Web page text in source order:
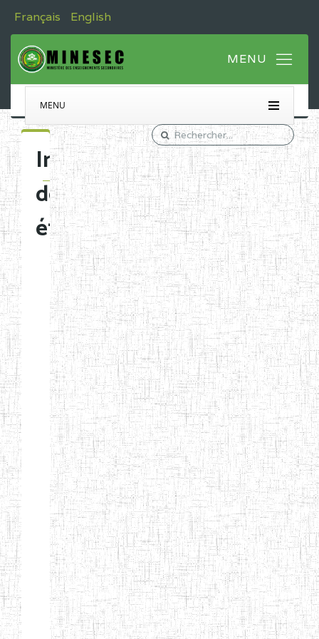
Français English
MENU
Immatriculation
des
établissements
Etablissements
d'enseignement
normal
ENI
Chercher:
Effacer les filtres
Denomination
Type